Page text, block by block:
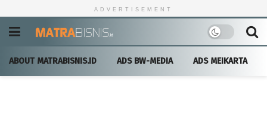
ADVERTISEMENT
ABOUT MATRABISNIS.ID ADS BW-MEDIA ADS MEIKARTA